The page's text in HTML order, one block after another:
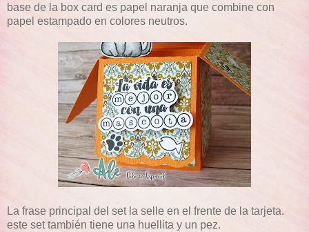
base de la box card es papel naranja que combine con
papel estampado en colores neutros.
La frase principal del set la selle en el frente de la tarjeta.
este set también tiene una huellita y un pez.